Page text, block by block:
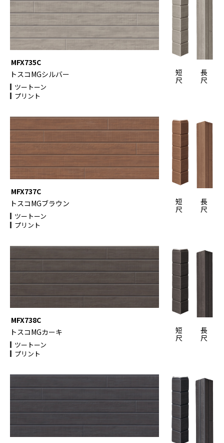
短
尺
長
尺
MFX735C
トスコMGシルバー
ツートーン
プリント
短
尺
長
尺
MFX737C
トスコMGブラウン
ツートーン
プリント
短
尺
長
尺
MFX738C
トスコMGカーキ
ツートーン
プリント